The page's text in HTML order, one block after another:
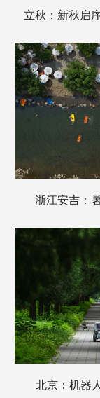
立秋：新秋启
浙江安吉：
北京：机器